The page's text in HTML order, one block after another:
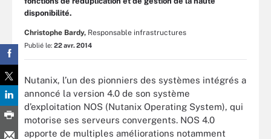
disponibilité.
Christophe Bardy, Responsable infrastructures
Publié le: 22 avr. 2014
Nutanix, l’un des pionniers des systèmes intégrés a
annoncé la version 4.0 de son système
d’exploitation NOS (Nutanix Operating System), qui
motorise ses serveurs convergents. NOS 4.0
apporte de multiples améliorations notamment